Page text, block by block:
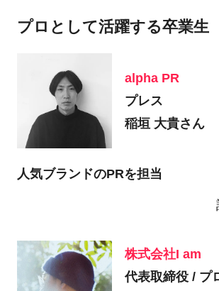
プロとして活躍する卒業生
alpha PR
プレス
稲垣 大貴さん
人気ブランドのPRを担当
株式会社I am
代表取締役 / プ